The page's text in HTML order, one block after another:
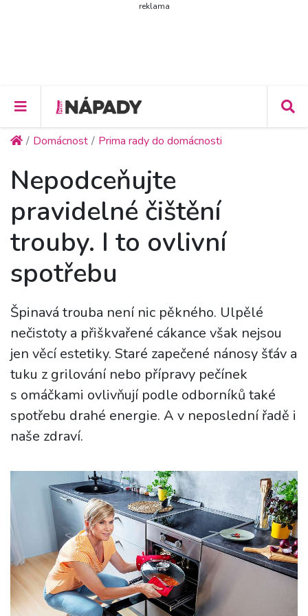
reklama
Domácnost Prima rady do domácnosti
Nepodceňujte
pravidelné čištění
trouby. I to ovlivní
spotřebu
Špinavá trouba není nic pěkného. Ulpělé
nečistoty a přiškvařené cákance však nejsou
jen věcí estetiky. Staré zapečené nánosy šťáv a
tuku z grilování nebo přípravy pečínek
s omáčkami ovlivňují podle odborníků také
spotřebu drahé energie. A v neposlední řadě i
naše zdraví.